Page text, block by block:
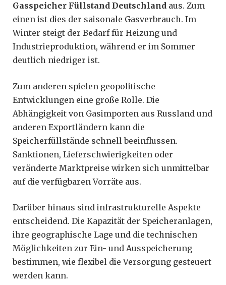
Gasspeicher Füllstand Deutschland aus. Zum
einen ist dies der saisonale Gasverbrauch. Im
Winter steigt der Bedarf für Heizung und
Industrieproduktion, während er im Sommer
deutlich niedriger ist.
Zum anderen spielen geopolitische
Entwicklungen eine große Rolle. Die
Abhängigkeit von Gasimporten aus Russland und
anderen Exportländern kann die
Speicherfüllstände schnell beeinflussen.
Sanktionen, Lieferschwierigkeiten oder
veränderte Marktpreise wirken sich unmittelbar
auf die verfügbaren Vorräte aus.
Darüber hinaus sind infrastrukturelle Aspekte
entscheidend. Die Kapazität der Speicheranlagen,
ihre geographische Lage und die technischen
Möglichkeiten zur Ein- und Ausspeicherung
bestimmen, wie flexibel die Versorgung gesteuert
werden kann.